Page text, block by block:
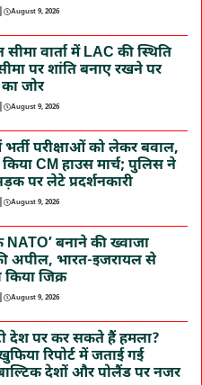
August 9, 2026
वार्ता में LAC की स्थिति
पर शांति बनाए रखने पर
जोर
August 9, 2026
परीक्षाओं को लेकर बवाल,
CM हाउस मार्च; पुलिस ने
पर लेटे प्रदर्शनकारी
August 9, 2026
NATO’ बनाने की ख्वाजा
अपील, भारत-इजरायल से
जिक्र
August 9, 2026
देश पर कर सकते हैं हमला?
रिपोर्ट में जताई गई
देशों और पोलैंड पर नजर